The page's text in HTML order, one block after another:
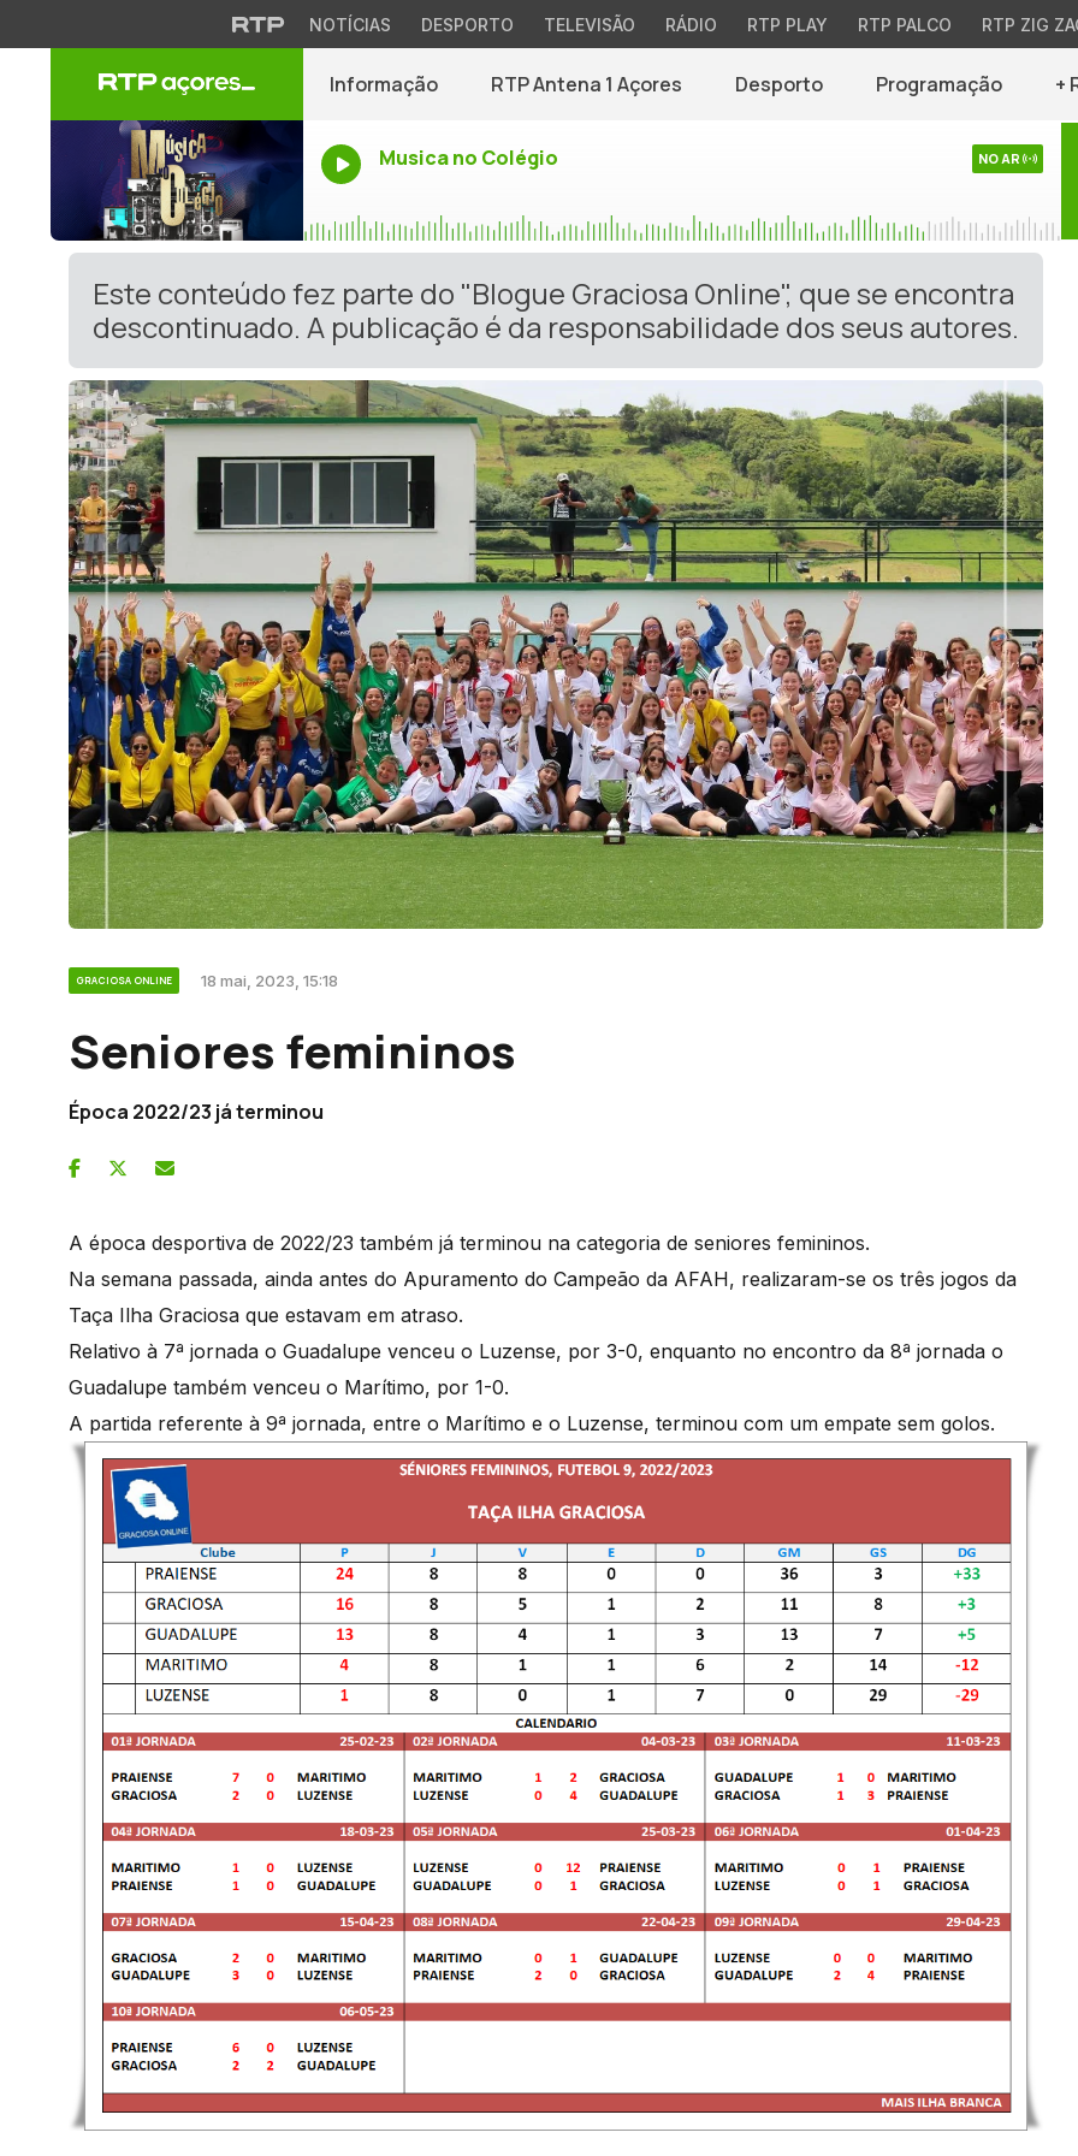
NOTÍCIAS DESPORTO TELEVISÃO RÁDIO RTP PLAY RTP PALCO RTP ZIG
Informação RTP Antena 1 Açores Desporto Programação +
Musica no Colégio NO AR
Este conteúdo fez parte do "Blogue Graciosa Online", que se encontra
descontinuado. A publicação é da responsabilidade dos seus autores.
GRACIOSA ONLINE 18 mai, 2023, 15:18
Seniores femininos
Época 2022/23 já terminou
A época desportiva de 2022/23 também já terminou na categoria de seniores femininos.
Na semana passada, ainda antes do Apuramento do Campeão da AFAH, realizaram-se os três jogos da
Taça Ilha Graciosa que estavam em atraso.
Relativo à 7ª jornada o Guadalupe venceu o Luzense, por 3-0, enquanto no encontro da 8ª jornada o
Guadalupe também venceu o Marítimo, por 1-0.
A partida referente à 9ª jornada, entre o Marítimo e o Luzense, terminou com um empate sem golos.